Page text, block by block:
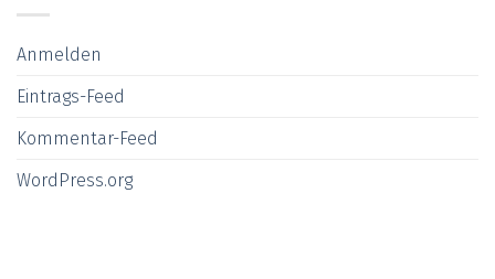
Anmelden
Eintrags-Feed
Kommentar-Feed
WordPress.org